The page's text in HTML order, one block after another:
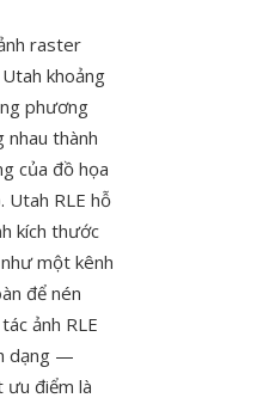
raster
khoảng
phương
thành
của đồ họa
Utah RLE hỗ
kích thước
một kênh
để nén
ảnh RLE
dạng —
ưu điểm là